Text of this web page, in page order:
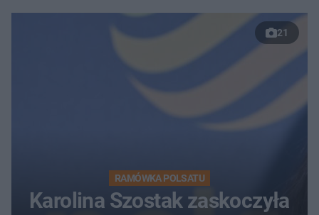
21
RAMÓWKA POLSATU
Karolina Szostak zaskoczyła